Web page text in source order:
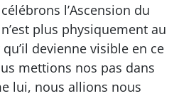
l’Ascension du
plus physiquement au
devienne visible en ce
mettions nos pas dans
lui, nous allions nous